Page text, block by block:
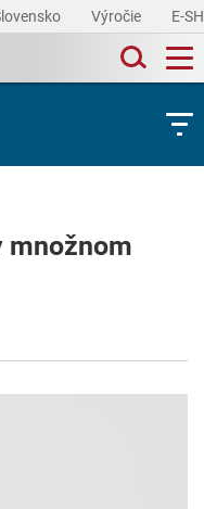
Výročie E-
množnom